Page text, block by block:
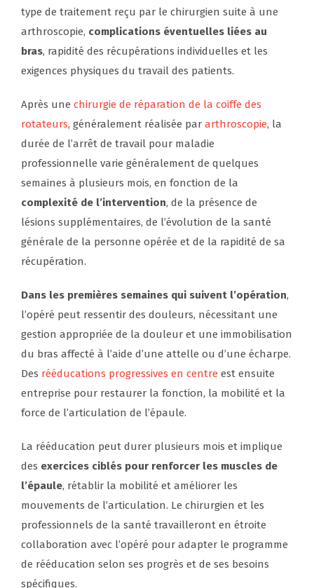
type de traitement reçu par le chirurgien suite à une
arthroscopie, complications éventuelles liées au
bras, rapidité des récupérations individuelles et les
exigences physiques du travail des patients.
Après une chirurgie de réparation de la coiffe des
rotateurs, généralement réalisée par arthroscopie, la
durée de l’arrêt de travail pour maladie
professionnelle varie généralement de quelques
semaines à plusieurs mois, en fonction de la
complexité de l’intervention, de la présence de
lésions supplémentaires, de l’évolution de la santé
générale de la personne opérée et de la rapidité de sa
récupération.
Dans les premières semaines qui suivent l’opération,
l’opéré peut ressentir des douleurs, nécessitant une
gestion appropriée de la douleur et une immobilisation
du bras affecté à l’aide d’une attelle ou d’une écharpe.
Des rééducations progressives en centre est ensuite
entreprise pour restaurer la fonction, la mobilité et la
force de l’articulation de l’épaule.
La rééducation peut durer plusieurs mois et implique
des exercices ciblés pour renforcer les muscles de
l’épaule, rétablir la mobilité et améliorer les
mouvements de l’articulation. Le chirurgien et les
professionnels de la santé travailleront en étroite
collaboration avec l’opéré pour adapter le programme
de rééducation selon ses progrès et de ses besoins
spécifiques.